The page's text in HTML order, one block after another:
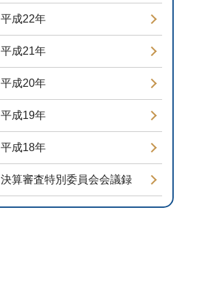
平成22年
平成21年
平成20年
平成19年
平成18年
決算審査特別委員会会議録